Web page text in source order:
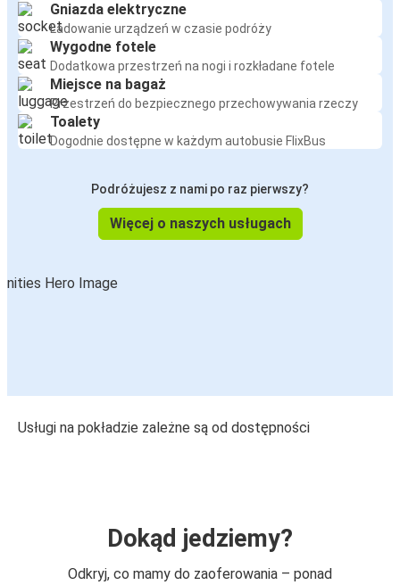
Gniazda elektryczne
Ładowanie urządzeń w czasie podróży
Wygodne fotele
Dodatkowa przestrzeń na nogi i rozkładane fotele
Miejsce na bagaż
Przestrzeń do bezpiecznego przechowywania rzeczy
Toalety
Dogodnie dostępne w każdym autobusie FlixBus
Podróżujesz z nami po raz pierwszy?
Więcej o naszych usługach
Usługi na pokładzie zależne są od dostępności
Dokąd jedziemy?
Odkryj, co mamy do zaoferowania – ponad